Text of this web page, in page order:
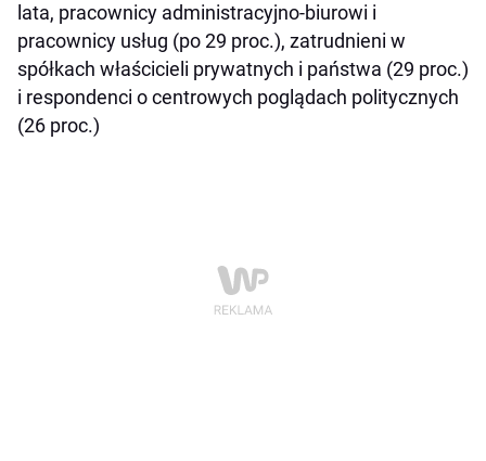
lata, pracownicy administracyjno-biurowi i
pracownicy usług (po 29 proc.), zatrudnieni w
spółkach właścicieli prywatnych i państwa (29 proc.)
i respondenci o centrowych poglądach politycznych
(26 proc.)